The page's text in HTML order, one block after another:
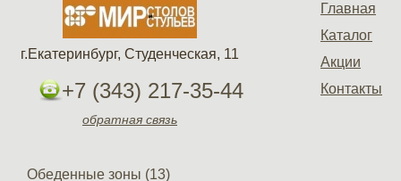
Главная
Каталог
Акции
Контакты
г.Екатеринбург, Студенческая, 11
+7 (343) 217-35-44
обратная связь
Обеденные зоны (13)